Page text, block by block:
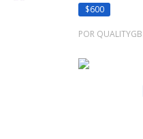
$600
POR QUALITYGB